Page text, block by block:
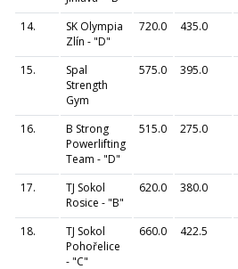
14.
SK Olympia
Zlín - "D"
720.0 435.0
15.
Spal
Strength
Gym
575.0 395.0
16.
B Strong
Powerlifting
Team - "D"
515.0 275.0
17.
TJ Sokol
Rosice - "B"
620.0 380.0
18.
TJ Sokol
Pohořelice
- "C"
660.0 422.5